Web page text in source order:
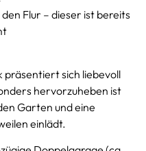
Flur – dieser ist bereits
präsentiert sich liebevoll
hervorzuheben ist
Garten und eine
einlädt.